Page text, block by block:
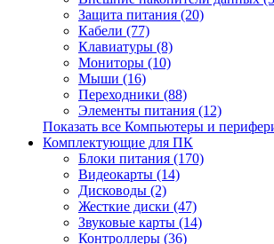
Защита питания (20)
Кабели (77)
Клавиатуры (8)
Мониторы (10)
Мыши (16)
Переходники (88)
Элементы питания (12)
Показать все Компьютеры и
Комплектующие для ПК
Блоки питания (170)
Видеокарты (14)
Дисководы (2)
Жесткие диски (47)
Звуковые карты (14)
Контроллеры (36)